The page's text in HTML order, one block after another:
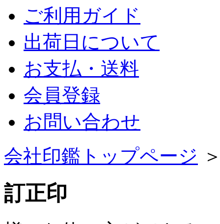
ご利用ガイド
出荷日について
お支払・送料
会員登録
お問い合わせ
会社印鑑トップページ
訂正印